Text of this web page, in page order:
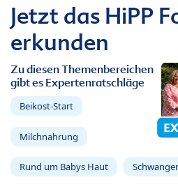
Jetzt das HiPP
erkunden
Zu diesen Themenbereichen
gibt es Expertenratschläge
Beikost-Start
Milchnahrung
Rund um Babys Haut